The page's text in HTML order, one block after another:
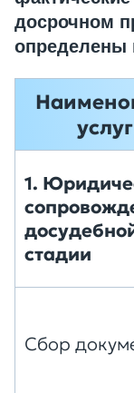
досрочном
определены
1.
стадии
Сбор